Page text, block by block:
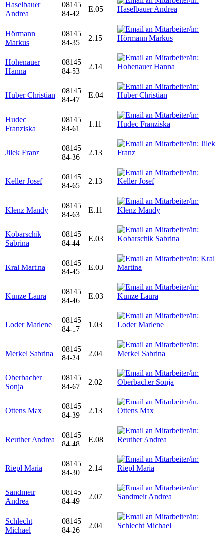
Haselbauer
Andrea
08145
84-42
E.05
Hörmann
Markus
08145
84-35
2.15
Hohenauer
Hanna
08145
84-53
2.14
Huber Christian
08145
84-47
E.04
Hudec
Franziska
08145
84-61
1.11
Jilek Franz
08145
84-36
2.13
Keller Josef
08145
84-65
2.13
Klenz Mandy
08145
84-63
E.11
Kobarschik
Sabrina
08145
84-44
E.03
Kral Martina
08145
84-45
E.03
Kunze Laura
08145
84-46
E.03
Loder Marlene
08145
84-17
1.03
Merkel Sabrina
08145
84-24
2.04
Oberbacher
Sonja
08145
84-67
2.02
Ottens Max
08145
84-39
2.13
Reuther Andrea
08145
84-48
E.08
Riepl Maria
08145
84-30
2.14
Sandmeir
Andrea
08145
84-49
2.07
Schlecht
Michael
08145
84-26
2.04